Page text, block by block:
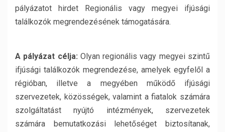
pályázatot hirdet Regionális vagy megyei ifjúsági
találkozók megrendezésének támogatására.
A pályázat célja: Olyan regionális vagy megyei szintű
ifjúsági találkozók megrendezése, amelyek egyfelől a
régióban, illetve a megyében működő ifjúsági
szervezetek, közösségek, valamint a fiatalok számára
szolgáltatást nyújtó intézmények, szervezetek
számára bemutatkozási lehetőséget biztosítanak,